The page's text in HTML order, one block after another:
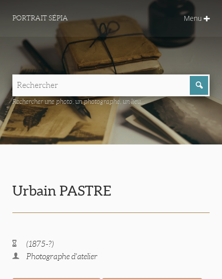
PORTRAIT SÉPIA Menu
Rechercher une photo, un photographe, un lieu...
Urbain PASTRE
(1875-?)
Photographe d'atelier